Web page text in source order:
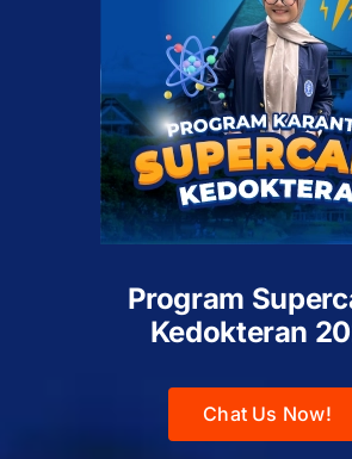
Program
Kedokteran
Chat Us Now!